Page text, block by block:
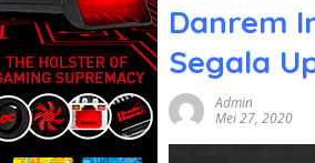
Danrem
Segala
Admin
Mei 27, 2020